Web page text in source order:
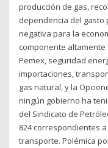
producción de gas,
dependencia del gasto
negativa para la
componente
Pemex, seguridad
importaciones,
gas natural, y la
ningún gobierno ha
del Sindicato de
824 correspondientes
transporte. Polémica